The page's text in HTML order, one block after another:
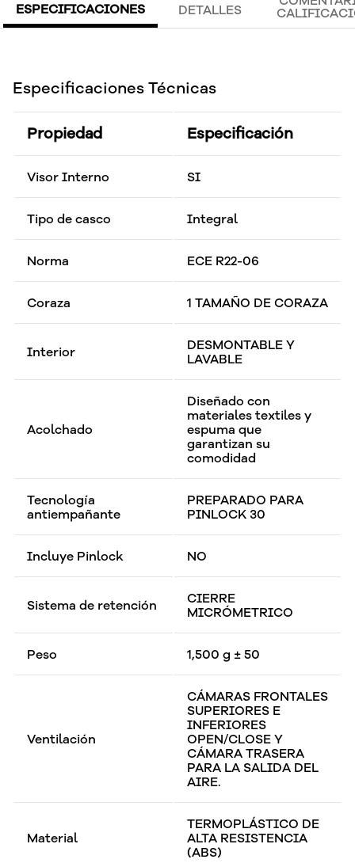
ESPECIFICACIONES DETALLES
Especificaciones Técnicas
Propiedad Especificación
Visor Interno SI
Tipo de casco Integral
Norma ECE R22-06
Coraza 1 TAMAÑO DE CORAZA
Interior
DESMONTABLE Y
LAVABLE
Acolchado
Diseñado con
materiales textiles y
espuma que
garantizan su
comodidad
Tecnología
antiempañante
PREPARADO PARA
PINLOCK 30
Incluye Pinlock NO
Sistema de retención
CIERRE
MICRÓMETRICO
Peso 1,500 g ± 50
Ventilación
CÁMARAS FRONTALES
SUPERIORES E
INFERIORES
OPEN/CLOSE Y
CÁMARA TRASERA
PARA LA SALIDA DEL
AIRE.
Material
TERMOPLÁSTICO DE
ALTA RESISTENCIA
(ABS)